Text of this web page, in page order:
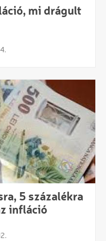
mi drágult
5 százalékra
infláció